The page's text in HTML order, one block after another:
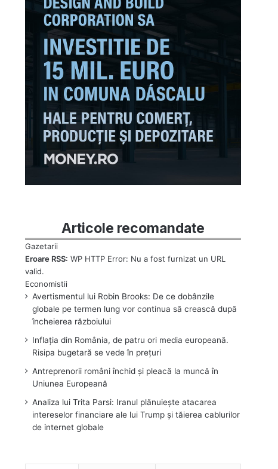
Articole recomandate
Eroare RSS: WP HTTP Error: Nu a fost furnizat un URL
valid.
Avertismentul lui Robin Brooks: De ce dobânzile
globale pe termen lung vor continua să crească după
încheierea războiului
Inflația din România, de patru ori media europeană.
Risipa bugetară se vede în prețuri
Antreprenorii români închid și pleacă la muncă în
Uniunea Europeană
Analiza lui Trita Parsi: Iranul plănuiește atacarea
intereselor financiare ale lui Trump și tăierea cablurilor
de internet globale